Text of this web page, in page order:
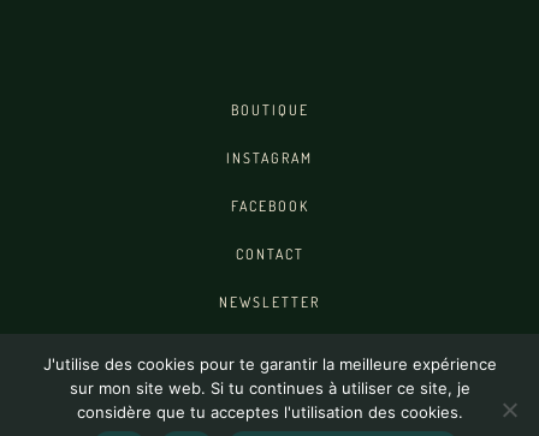
BOUTIQUE
INSTAGRAM
FACEBOOK
CONTACT
NEWSLETTER
Mentions légales
J'utilise des cookies pour te garantir la meilleure expérience
sur mon site web. Si tu continues à utiliser ce site, je
considère que tu acceptes l'utilisation des cookies.